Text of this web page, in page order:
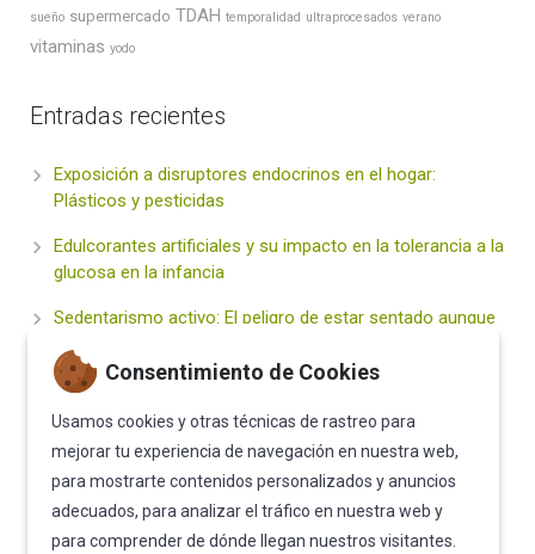
Consentimiento de Cookies
Usamos cookies y otras técnicas de rastreo para
mejorar tu experiencia de navegación en nuestra web,
para mostrarte contenidos personalizados y anuncios
adecuados, para analizar el tráfico en nuestra web y
para comprender de dónde llegan nuestros visitantes.
sueño supermercado TDAH temporalidad ultraprocesados verano
vitaminas yodo
Entradas recientes
Exposición a disruptores endocrinos en el hogar:
Plásticos y pesticidas
Edulcorantes artificiales y su impacto en la tolerancia a la
glucosa en la infancia
Sedentarismo activo: El peligro de estar sentado aunque
Hidratación inteligente vs. Bebidas «Healthy» (Energy
drinks y zumos): ¿Qué deben beber nuestros hijos?
El Sueño Infantil: Un Pilar Fundamental para la Salud
Metabólica de Vuestros Hijos